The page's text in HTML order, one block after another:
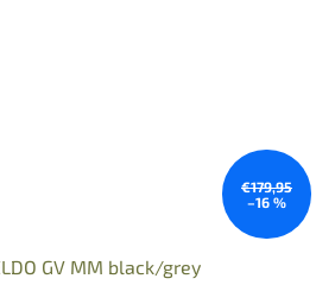
€179,95
–16 %
GV MM black/grey